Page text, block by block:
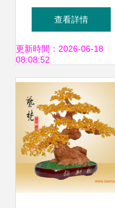
樹脂擺件與工藝
扇，點亮家居藝術
空間
查看詳情
更新時間：2026-06-18
08:08:52